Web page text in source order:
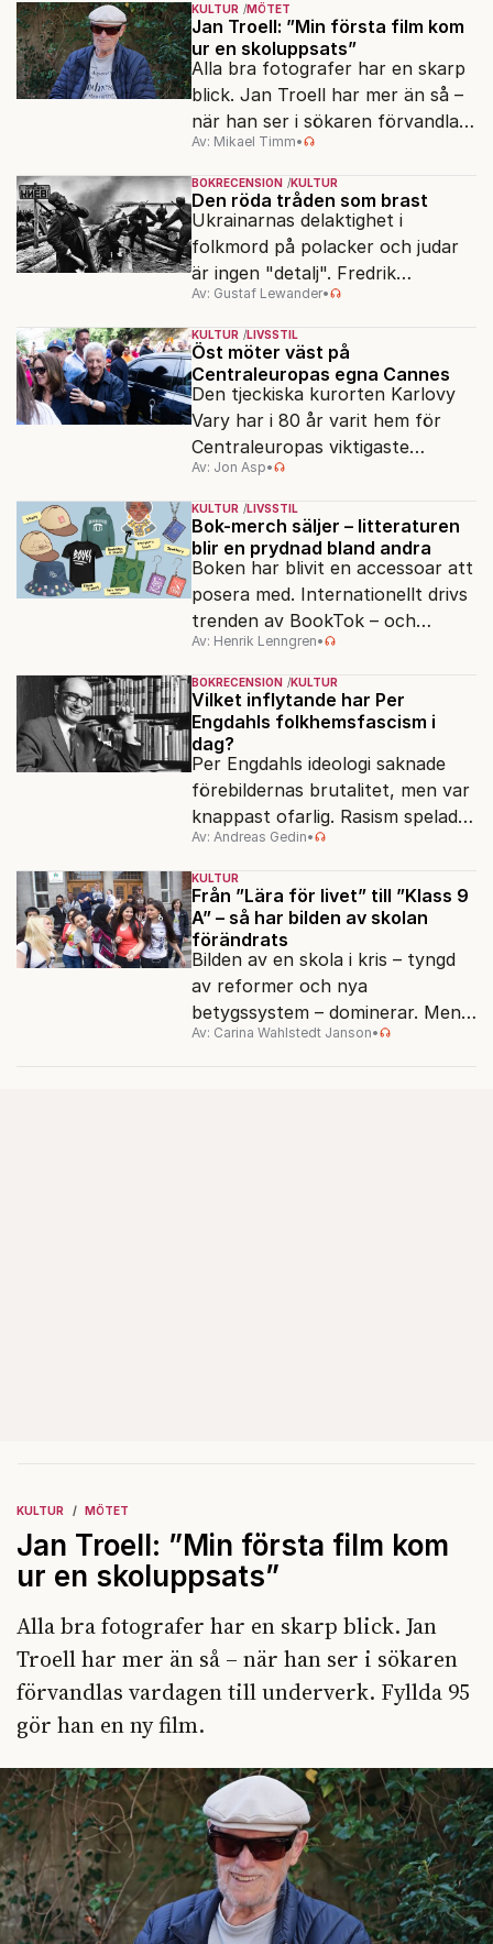
KULTUR MÖTET
Jan Troell: ”Min första film kom
ur en skoluppsats”
Alla bra fotografer har en skarp
blick. Jan Troell har mer än så –
när han ser i sökaren förvandlas
vardagen till underverk. Fyllda 95
gör han en ny film.
Av: Mikael Timm•
BOKRECENSION KULTUR
Den röda tråden som brast
Ukrainarnas delaktighet i
folkmord på polacker och judar
är ingen "detalj". Fredrik
Segerfeldts iver att skildra den
ryska imperialismen leder till en
förenklad bild av historien.
Av: Gustaf Lewander•
KULTUR LIVSSTIL
Öst möter väst på
Centraleuropas egna Cannes
Den tjeckiska kurorten Karlovy
Vary har i 80 år varit hem för
Centraleuropas viktigaste
filmfestival – en plats där
Hollywoodglans möter
egensinnighet.
Av: Jon Asp•
KULTUR LIVSSTIL
Bok-merch säljer – litteraturen
blir en prydnad bland andra
Boken har blivit en accessoar att
posera med. Internationellt drivs
trenden av BookTok – och
förlagen följer efter.
Av: Henrik Lenngren•
BOKRECENSION KULTUR
Vilket inflytande har Per
Engdahls folkhemsfascism i
dag?
Per Engdahls ideologi saknade
förebildernas brutalitet, men var
knappast ofarlig. Rasism spelades
ned i förmån för "kultur". Känns
det igen?
Av: Andreas Gedin•
KULTUR
Från ”Lära för livet” till ”Klass 9
A” – så har bilden av skolan
förändrats
Bilden av en skola i kris – tyngd
av reformer och nya
betygssystem – dominerar. Men
vem äger berättelsen om skolan?
Av: Carina Wahlstedt Janson•
KULTUR MÖTET
Jan Troell: ”Min första film kom
ur en skoluppsats”
Alla bra fotografer har en skarp blick. Jan
Troell har mer än så – när han ser i sökaren
förvandlas vardagen till underverk. Fyllda 95
gör han en ny film.